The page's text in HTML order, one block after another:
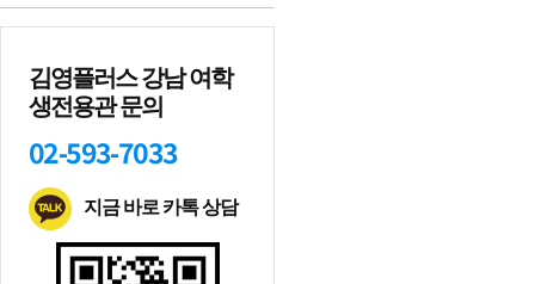
김영플러스 강남 여학
생전용관 문의
02-593-7033
지금 바로 카톡 상담